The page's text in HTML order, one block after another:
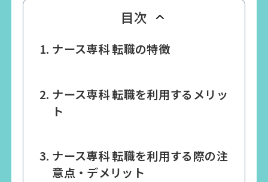
目次
ナース専科 転職の特徴
ナース専科 転職を利用するメリッ
ト
ナース専科 転職を利用する際の注
意点・デメリット